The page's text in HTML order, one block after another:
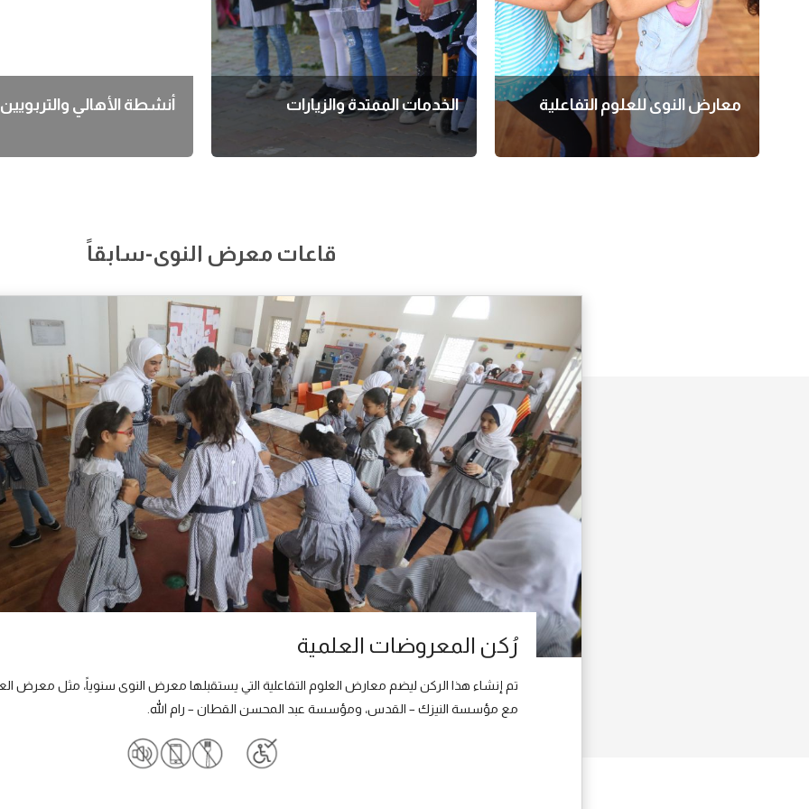
معارض النوى للعلوم التفاعلية الخدمات الممتدة والزيارات أنشطة الأهالي
قاعات معرض النوى-سابقاً
رُكن المعروضات العلمية
تم إنشاء هذا الركن ليضم معارض العلوم التفاعلية التي يستقبلها معرض النوى سنوياً، مثل معرض
مع مؤسسة النيزك – القدس، ومؤسسة عبد المحسن القطان – رام الله.